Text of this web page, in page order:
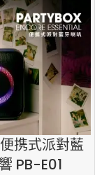
便携式派對藍
PB-E01